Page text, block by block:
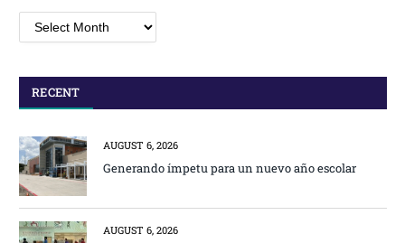
Archives
RECENT
AUGUST 6, 2026
Generando ímpetu para un nuevo año escolar
AUGUST 6, 2026